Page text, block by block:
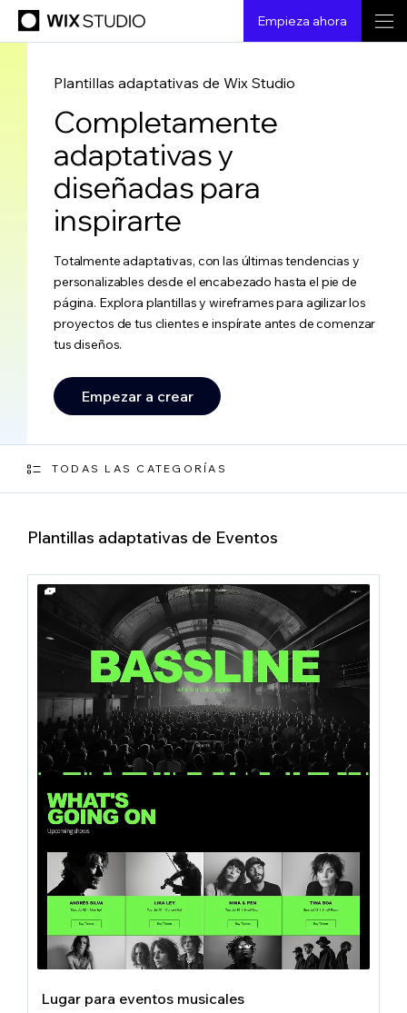
Empieza ahora
Plantillas adaptativas de Wix Studio
Completamente
adaptativas y
diseñadas para
inspirarte
Totalmente adaptativas, con las últimas tendencias y
personalizables desde el encabezado hasta el pie de
página. Explora plantillas y wireframes para agilizar los
proyectos de tus clientes e inspírate antes de comenzar
tus diseños.
Empezar a crear
TODAS LAS CATEGORÍAS
Plantillas adaptativas de Eventos
Lugar para eventos musicales